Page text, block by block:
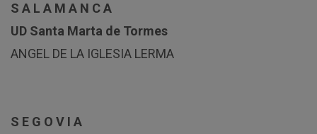
S A L A M A N C A
UD Santa Marta de Tormes
ANGEL DE LA IGLESIA LERMA
S E G O V I A